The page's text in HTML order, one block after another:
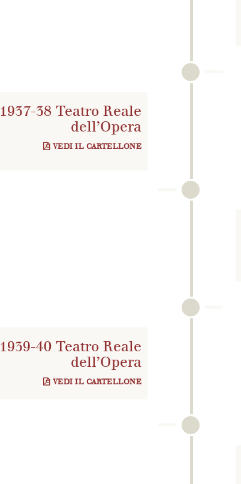
1937-38 Teatro Reale
dell’Opera
VEDI IL CARTELLONE
1939-40 Teatro Reale
dell’Opera
VEDI IL CARTELLONE